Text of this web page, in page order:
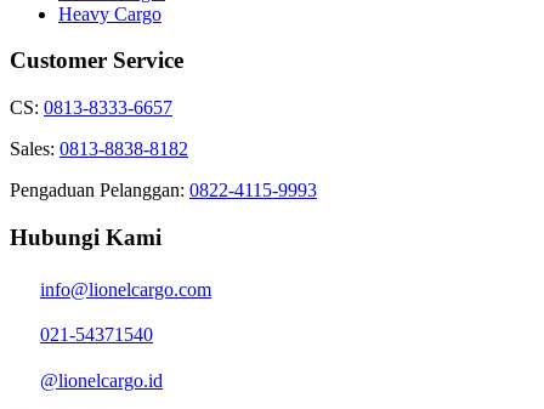
Heavy Cargo
Customer Service
CS: 0813-8333-6657
Sales: 0813-8838-8182
Pengaduan Pelanggan: 0822-4115-9993
Hubungi Kami
info@lionelcargo.com
021-54371540
@lionelcargo.id